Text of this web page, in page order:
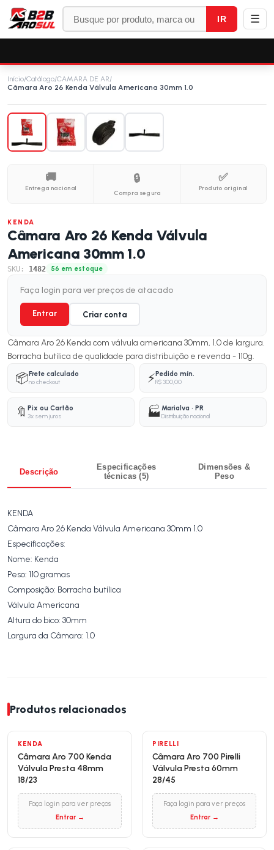
IR ☰
Início/Catálogo/CAMARA DE AR/
Câmara Aro 26 Kenda Válvula Americana 30mm 1.0
🚚
Entrega nacional
🔒
Compra segura
✅
Produto original
KENDA
Câmara Aro 26 Kenda Válvula
Americana 30mm 1.0
SKU: 1482 56 em estoque
Faça login para ver preços de atacado
Entrar Criar conta
Câmara Aro 26 Kenda com válvula americana 30mm, 1.0 de largura.
Borracha butílica de qualidade para distribuição e revenda - 110g.
📦Frete calculado
no checkout
⚡Pedido mín.
R$ 300,00
🔖 Pix ou Cartão
3x sem juros
🏭 Marialva · PR
Distribuição nacional
Descrição
Especificações
técnicas (5)
Dimensões &
Peso
KENDA
Câmara Aro 26 Kenda Válvula Americana 30mm 1.0
Especificações:
Nome: Kenda
Peso: 110 gramas
Composição: Borracha butílica
Válvula Americana
Altura do bico: 30mm
Largura da Câmara: 1.0
Produtos relacionados
KENDA
Câmara Aro 700 Kenda
Válvula Presta 48mm
18/23
Faça login para ver preços
Entrar →
PIRELLI
Câmara Aro 700 Pirelli
Válvula Presta 60mm
28/45
Faça login para ver preços
Entrar →